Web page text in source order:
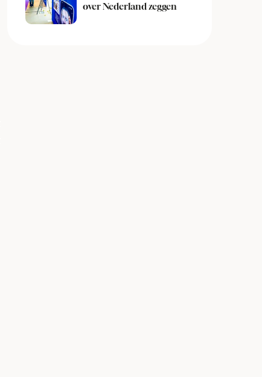
over Nederland zeggen